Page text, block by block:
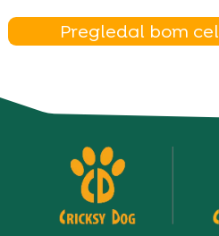
Pregledal bom